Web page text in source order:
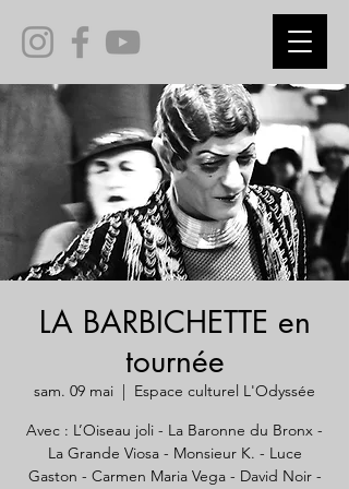
LA BARBICHETTE en
tournée
sam. 09 mai
  |
Espace culturel L'Odyssée
Avec : L’Oiseau joli - La Baronne du Bronx -
La Grande Viosa - Monsieur K. - Luce
Gaston - Carmen Maria Vega - David Noir -